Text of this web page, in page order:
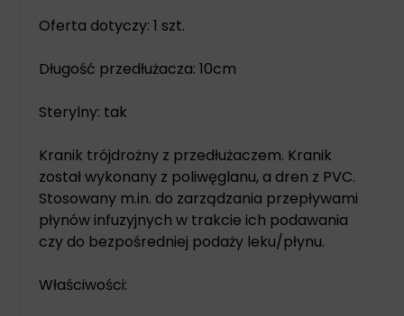
Oferta dotyczy: 1 szt.
Długość przedłużacza: 10cm
Sterylny: tak
Kranik trójdrożny z przedłużaczem. Kranik
został wykonany z poliwęglanu, a dren z PVC.
Stosowany m.in. do zarządzania przepływami
płynów infuzyjnych w trakcie ich podawania
czy do bezpośredniej podaży leku/płynu.
Właściwości: